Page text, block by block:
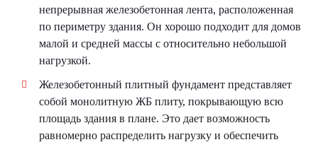
непрерывная железобетонная лента, расположенная
по периметру здания. Он хорошо подходит для домов
малой и средней массы с относительно небольшой
нагрузкой.
Железобетонный плитный фундамент представляет
собой монолитную ЖБ плиту, покрывающую всю
площадь здания в плане. Это дает возможность
равномерно распределить нагрузку и обеспечить